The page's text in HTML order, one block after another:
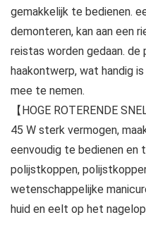
gemakkelijk te bedienen.
demonteren, kan aan een
reistas worden gedaan.
haakontwerp, wat handig
mee te nemen.
【HOGE ROTERENDE
45 W sterk vermogen,
eenvoudig te bedienen en
polijstkoppen,
wetenschappelijke
huid en eelt op het